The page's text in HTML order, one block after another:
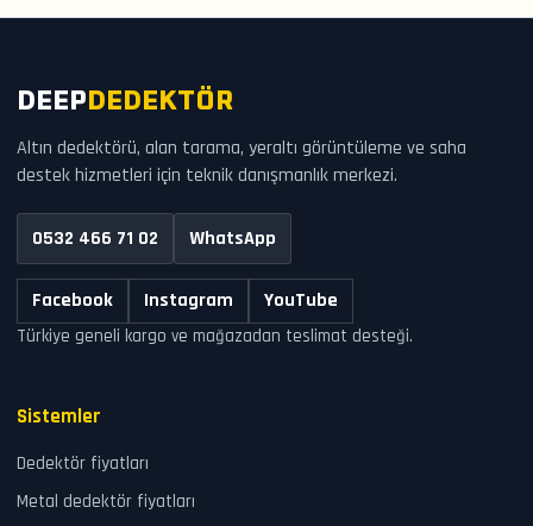
DEEP DEDEKTÖR
Altın dedektörü, alan tarama, yeraltı görüntüleme ve saha
destek hizmetleri için teknik danışmanlık merkezi.
0532 466 71 02 WhatsApp
Facebook Instagram YouTube
Türkiye geneli kargo ve mağazadan teslimat desteği.
Sistemler
Dedektör fiyatları
Metal dedektör fiyatları